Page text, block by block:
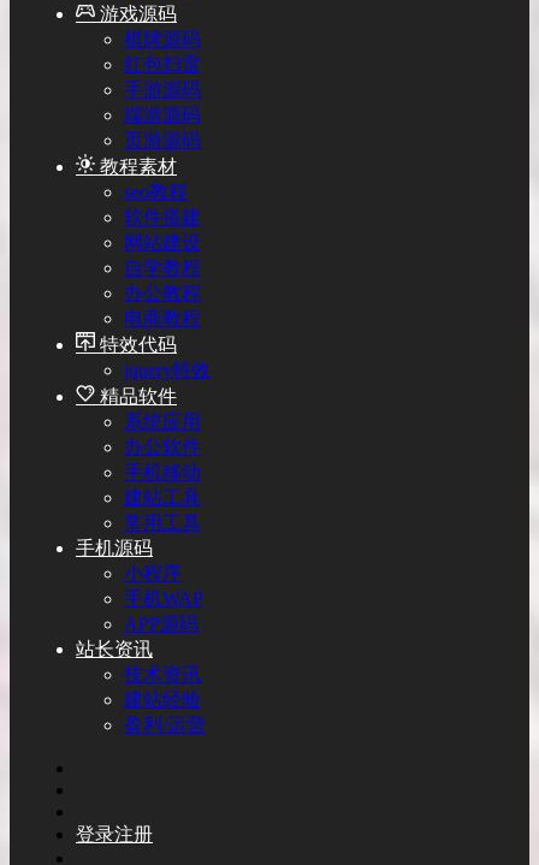
游戏源码
棋牌源码
红包扫雷
手游源码
端游源码
页游源码
教程素材
seo教程
软件搭建
网站建设
自学教程
办公教程
电商教程
特效代码
jquery特效
精品软件
系统应用
办公软件
手机移动
建站工具
常用工具
手机源码
小程序
手机WAP
APP源码
站长资讯
技术资讯
建站经验
盈利/运营
登录注册